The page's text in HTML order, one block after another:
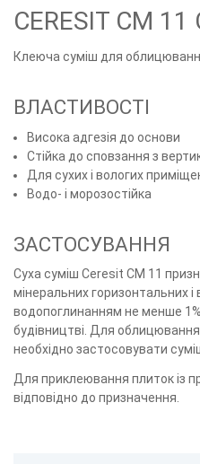
CERESIT CM 11
Клеюча суміш для
ВЛАСТИВОСТІ
Висока адгезія до основи
Стійка до сповзання з
Для сухих і вологих
Водо- і морозостійка
ЗАСТОСУВАННЯ
Суха суміш Ceresit СМ 11
мінеральних горизонтальних
водопоглинанням не менше
будівництві. Для
необхідно застосовувати
Для приклеювання плиток із
відповідно до призначення.